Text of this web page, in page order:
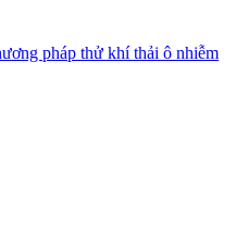
pháp thử khí thải ô nhiễm